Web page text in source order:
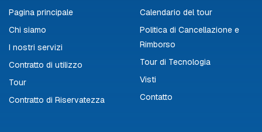
Pagina principale
Chi siamo
I nostri servizi
Contratto di utilizzo
Tour
Contratto di Riservatezza
Calendario del tour
Politica di Cancellazione e
Rimborso
Tour di Tecnologia
Visti
Contatto